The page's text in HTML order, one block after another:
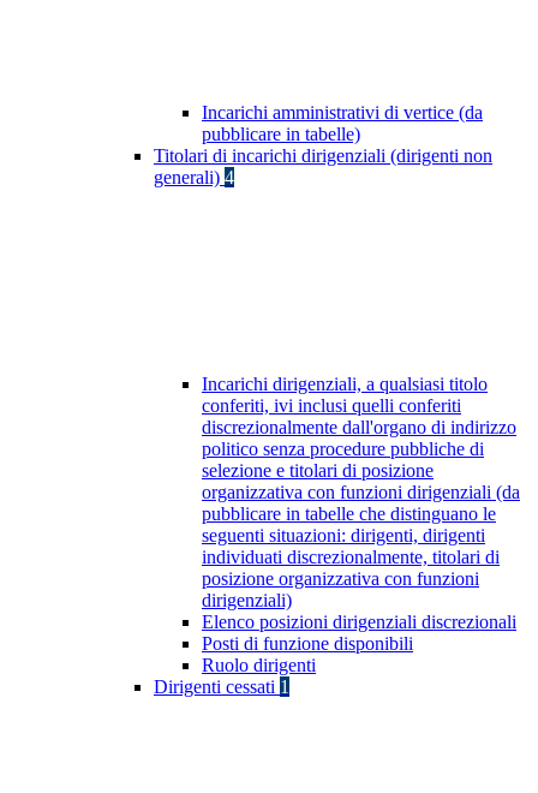
Incarichi amministrativi di vertice (da
pubblicare in tabelle)
Titolari di incarichi dirigenziali (dirigenti non
generali) 4
Incarichi dirigenziali, a qualsiasi titolo
conferiti, ivi inclusi quelli conferiti
discrezionalmente dall'organo di indirizzo
politico senza procedure pubbliche di
selezione e titolari di posizione
organizzativa con funzioni dirigenziali (da
pubblicare in tabelle che distinguano le
seguenti situazioni: dirigenti, dirigenti
individuati discrezionalmente, titolari di
posizione organizzativa con funzioni
dirigenziali)
Elenco posizioni dirigenziali discrezionali
Posti di funzione disponibili
Ruolo dirigenti
Dirigenti cessati 1